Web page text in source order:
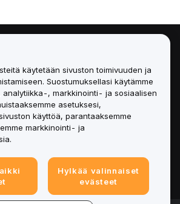
käytetään sivuston toimivuuden ja
Suostumuksellasi käytämme
analytiikka-, markkinointi- ja sosiaalisen
asetuksesi,
käyttöä, parantaaksemme
markkinointi- ja
Hylkää valinnaiset
evästeet